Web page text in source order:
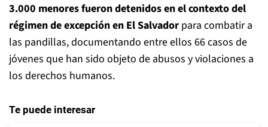
3.000 menores fueron detenidos en el contexto del
régimen de excepción en El Salvador para combatir a
las pandillas, documentando entre ellos 66 casos de
jóvenes que han sido objeto de abusos y violaciones a
los derechos humanos.
Te puede interesar